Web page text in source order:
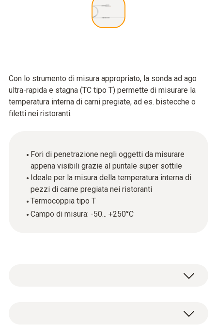
Con lo strumento di misura appropriato, la sonda ad ago
ultra-rapida e stagna (TC tipo T) permette di misurare la
temperatura interna di carni pregiate, ad es. bistecche o
filetti nei ristoranti.
Fori di penetrazione negli oggetti da misurare
appena visibili grazie al puntale super sottile
Ideale per la misura della temperatura interna di
pezzi di carne pregiata nei ristoranti
Termocoppia tipo T
Campo di misura: -50... +250°C